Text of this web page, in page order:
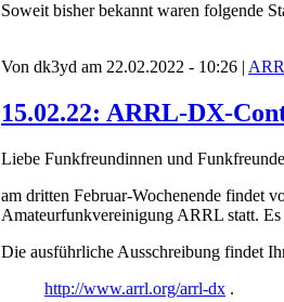
Soweit bisher bekannt waren folgende
Von dk3yd am 22.02.2022 - 10:26 |
15.02.22: ARRL-DX-
Liebe Funkfreundinnen und
am dritten Februar-Wochenende findet
Amateurfunkvereinigung ARRL statt.
Die ausführliche Ausschreibung findet
http://www.arrl.org/arrl-dx .